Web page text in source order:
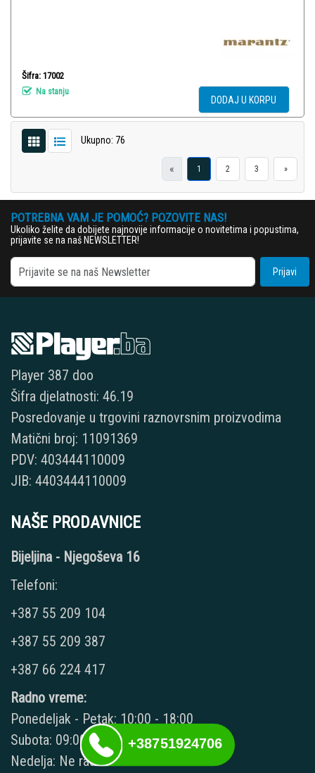
Šifra: 17002
Na stanju
DODAJ U KORPU
Ukupno: 76
« 1 2 3 »
POTREBNA VAM JE POMOĆ? POZOVITE NAS!
Ukoliko želite da dobijete najnovije informacije o novitetima i popustima,
prijavite se na naš NEWSLETTER!
Prijavi
Player 387 doo
Šifra djelatnosti: 46.19
Posredovanje u trgovini raznovrsnim proizvodima
Matični broj: 11091369
PDV: 403444110009
JIB: 4403444110009
NAŠE PRODAVNICE
Bijeljina - Njegoševa 16
Telefoni:
+387 55 209 104
+387 55 209 387
+387 66 224 417
Radno vreme:
Ponedeljak - Petak: 10:00 - 18:00
Subota: 09:00 - 15:00
Nedelja: Ne radimo
+38751924706